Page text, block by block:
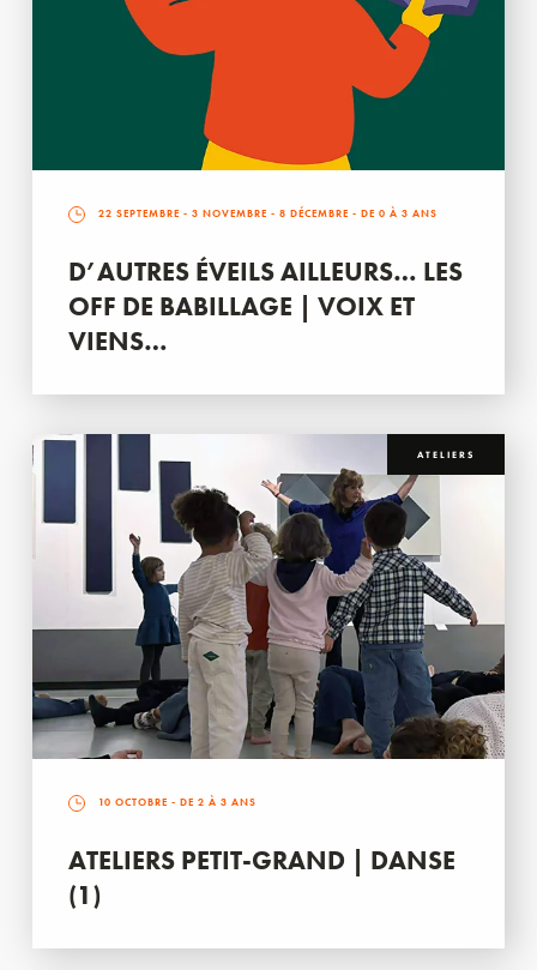
22 SEPTEMBRE - 3 NOVEMBRE - 8 DÉCEMBRE - DE 0 À 3 ANS
D’AUTRES ÉVEILS AILLEURS… LES
OFF DE BABILLAGE | VOIX ET
VIENS…
ATELIERS
10 OCTOBRE - DE 2 À 3 ANS
ATELIERS PETIT-GRAND | DANSE
(1)